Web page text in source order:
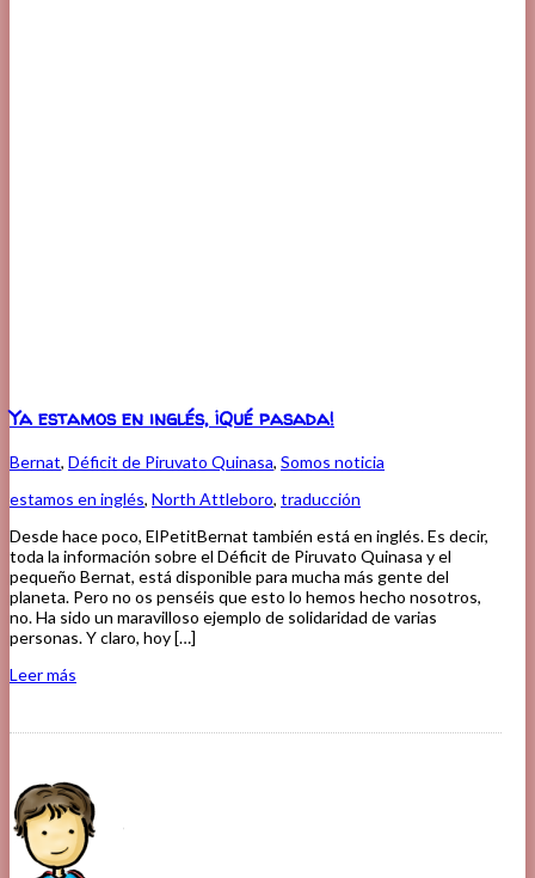
Ya estamos en inglés, ¡Qué pasada!
Bernat, Déficit de Piruvato Quinasa, Somos noticia
estamos en inglés, North Attleboro, traducción
Desde hace poco, ElPetitBernat también está en inglés. Es decir,
toda la información sobre el Déficit de Piruvato Quinasa y el
pequeño Bernat, está disponible para mucha más gente del
planeta. Pero no os penséis que esto lo hemos hecho nosotros,
no. Ha sido un maravilloso ejemplo de solidaridad de varias
personas. Y claro, hoy […]
Leer más